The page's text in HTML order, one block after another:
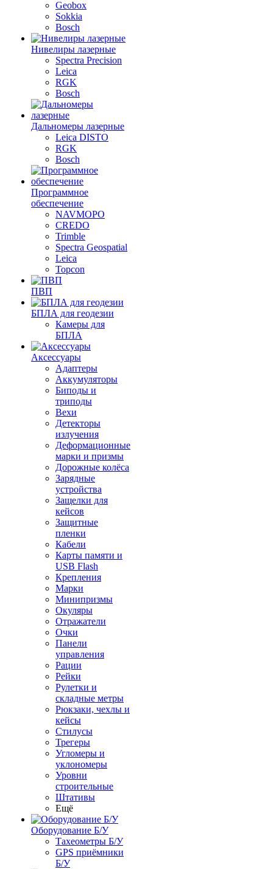
Geobox
Sokkia
Bosch
Нивелиры лазерные
Spectra Precision
Leica
RGK
Bosch
Дальномеры лазерные
Leica DISTO
RGK
Bosch
Программное
обеспечение
NAVMOPO
CREDO
Trimble
Spectra Geospatial
Leica
Topcon
ПВП
БПЛА для геодезии
Камеры для
БПЛА
Аксессуары
Адаптеры
Аккумуляторы
Биподы и
триподы
Вехи
Детекторы
излучения
Деформационные
марки и призмы
Дорожные колёса
Зарядные
устройства
Защелки для
кейсов
Защитные
пленки
Кабели
Карты памяти и
USB Flash
Крепления
Марки
Минипризмы
Окуляры
Отражатели
Очки
Панели
управления
Рации
Рейки
Рулетки и
складные метры
Рюкзаки, чехлы и
кейсы
Стилусы
Трегеры
Угломеры и
уклономеры
Уровни
строительные
Штативы
Ещё
Оборудование Б/У
Тахеометры Б/У
GPS приёмники
Б/У